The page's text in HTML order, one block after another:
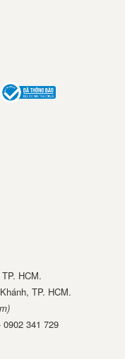
HCM.
TP. HCM.
341 729